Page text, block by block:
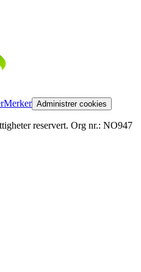
Merker Administrer cookies
reservert. Org nr.: NO947